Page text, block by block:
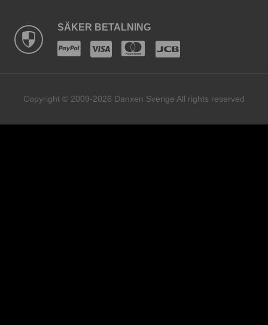
SÄKER BETALNING
Copyright © 2009-2026 Danxen Sverige All rights reserved